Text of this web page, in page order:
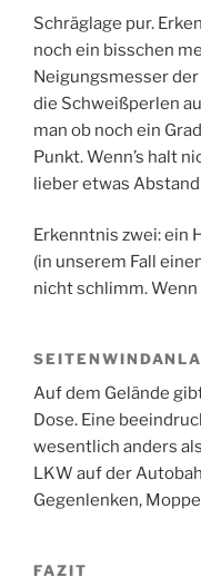
Schräglage pur.
noch ein bisschen
Neigungsmesser
die Schweißperlen
man ob noch ein
Punkt. Wenn’s halt
lieber etwas
Erkenntnis zwei: ein
(in unserem Fall
nicht schlimm. Wenn
Auf dem Gelände
Dose. Eine
wesentlich anders
LKW auf der
Gegenlenken,
FAZIT